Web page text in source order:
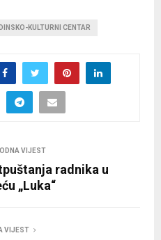
KULTURNI CENTAR
VIJEST
radnika u
„Luka“
VIJEST